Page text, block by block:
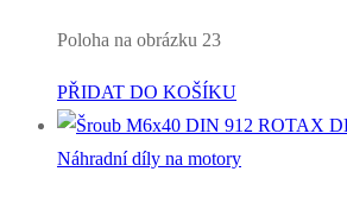
Poloha na obrázku 23
PŘIDAT DO KOŠÍKU
Náhradní díly na motory